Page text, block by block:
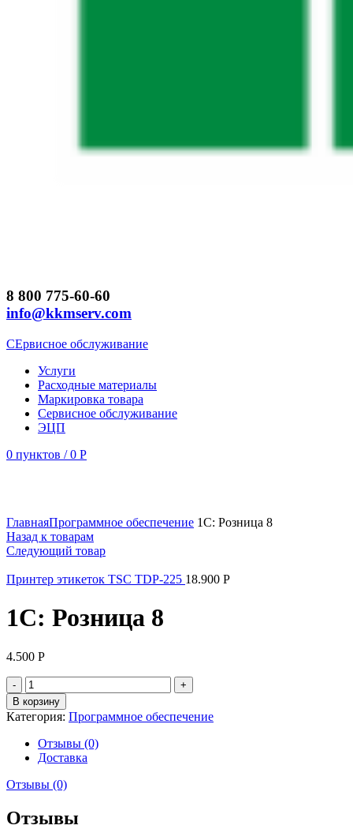
8 800 775-60-60
info@kkmserv.com
СЕрвисное обслуживание
Услуги
Расходные материалы
Маркировка товара
Сервисное обслуживание
ЭЦП
0 пунктов / 0 Р
ГлавнаяПрограммное обеспечение 1С: Розница 8
Назад к товарам
Следующий товар
Принтер этикеток TSC TDP-225 18.900 Р
1С: Розница 8
4.500 Р
Количество
товара
1С:
Розница
8
В корзину
Категория: Программное обеспечение
Отзывы (0)
Доставка
Отзывы (0)
Отзывы